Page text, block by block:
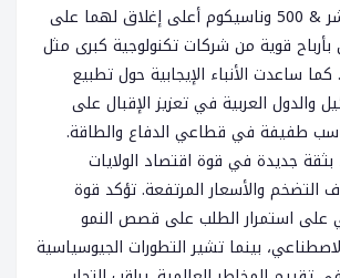
الأوسط. سجل مؤشر & 500 وناسيكوم أعلى إغلاق لهما على
بأرباح قوية من شركات تكنولوجية كبرى مثل
ساعدت الأنباء الإيجابية حول تطبيع
والدول العربية في تعزيز الإقبال على
طفيفة في قطاعي الدفاع والطاقة.
جديدة في قوة اقتصاد الولايات
التضخم والأسعار المرتفعة. تؤكد قوة
على استمرار الطلب على قصص النمو
بينما تشير التطورات الجيوسياسية